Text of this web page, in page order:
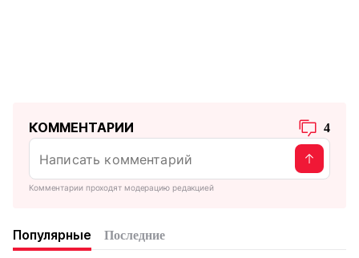
КОММЕНТАРИИ 4
Комментарии проходят модерацию редакцией
Популярные Последние